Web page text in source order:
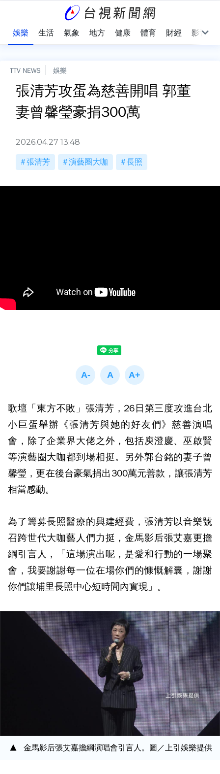
娛樂 生活 氣象 地方 健康 體育 財經 影音
TTV NEWS 娛樂
張清芳攻蛋為慈善開唱 郭董
妻曾馨瑩豪捐300萬
2026.04.27 13:48
張清芳 演藝圈大咖 長照
歌壇「東方不敗」張清芳，26日第三度攻進台北
小巨蛋舉辦《張清芳與她的好友們》慈善演唱
會，除了企業界大佬之外，包括庾澄慶、巫啟賢
等演藝圈大咖都到場相挺。另外郭台銘的妻子曾
馨瑩，更在後台豪氣捐出300萬元善款，讓張清芳
相當感動。
為了籌募長照醫療的興建經費，張清芳以音樂號
召跨世代大咖藝人們力挺，金馬影后張艾嘉更擔
綱引言人，「這場演出呢，是愛和行動的一場聚
會，我要謝謝每一位在場你們的慷慨解囊，謝謝
你們讓埔里長照中心短時間內實現」。
金馬影后張艾嘉擔綱演唱會引言人。圖／上引娛樂提供